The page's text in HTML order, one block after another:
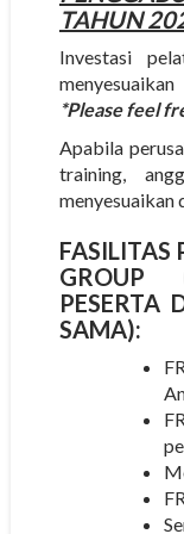
TAHUN
Investasi
*Please feel
Apabila
training,
menyesuaikan
FASILITAS
GROUP
PESERTA
SAMA):